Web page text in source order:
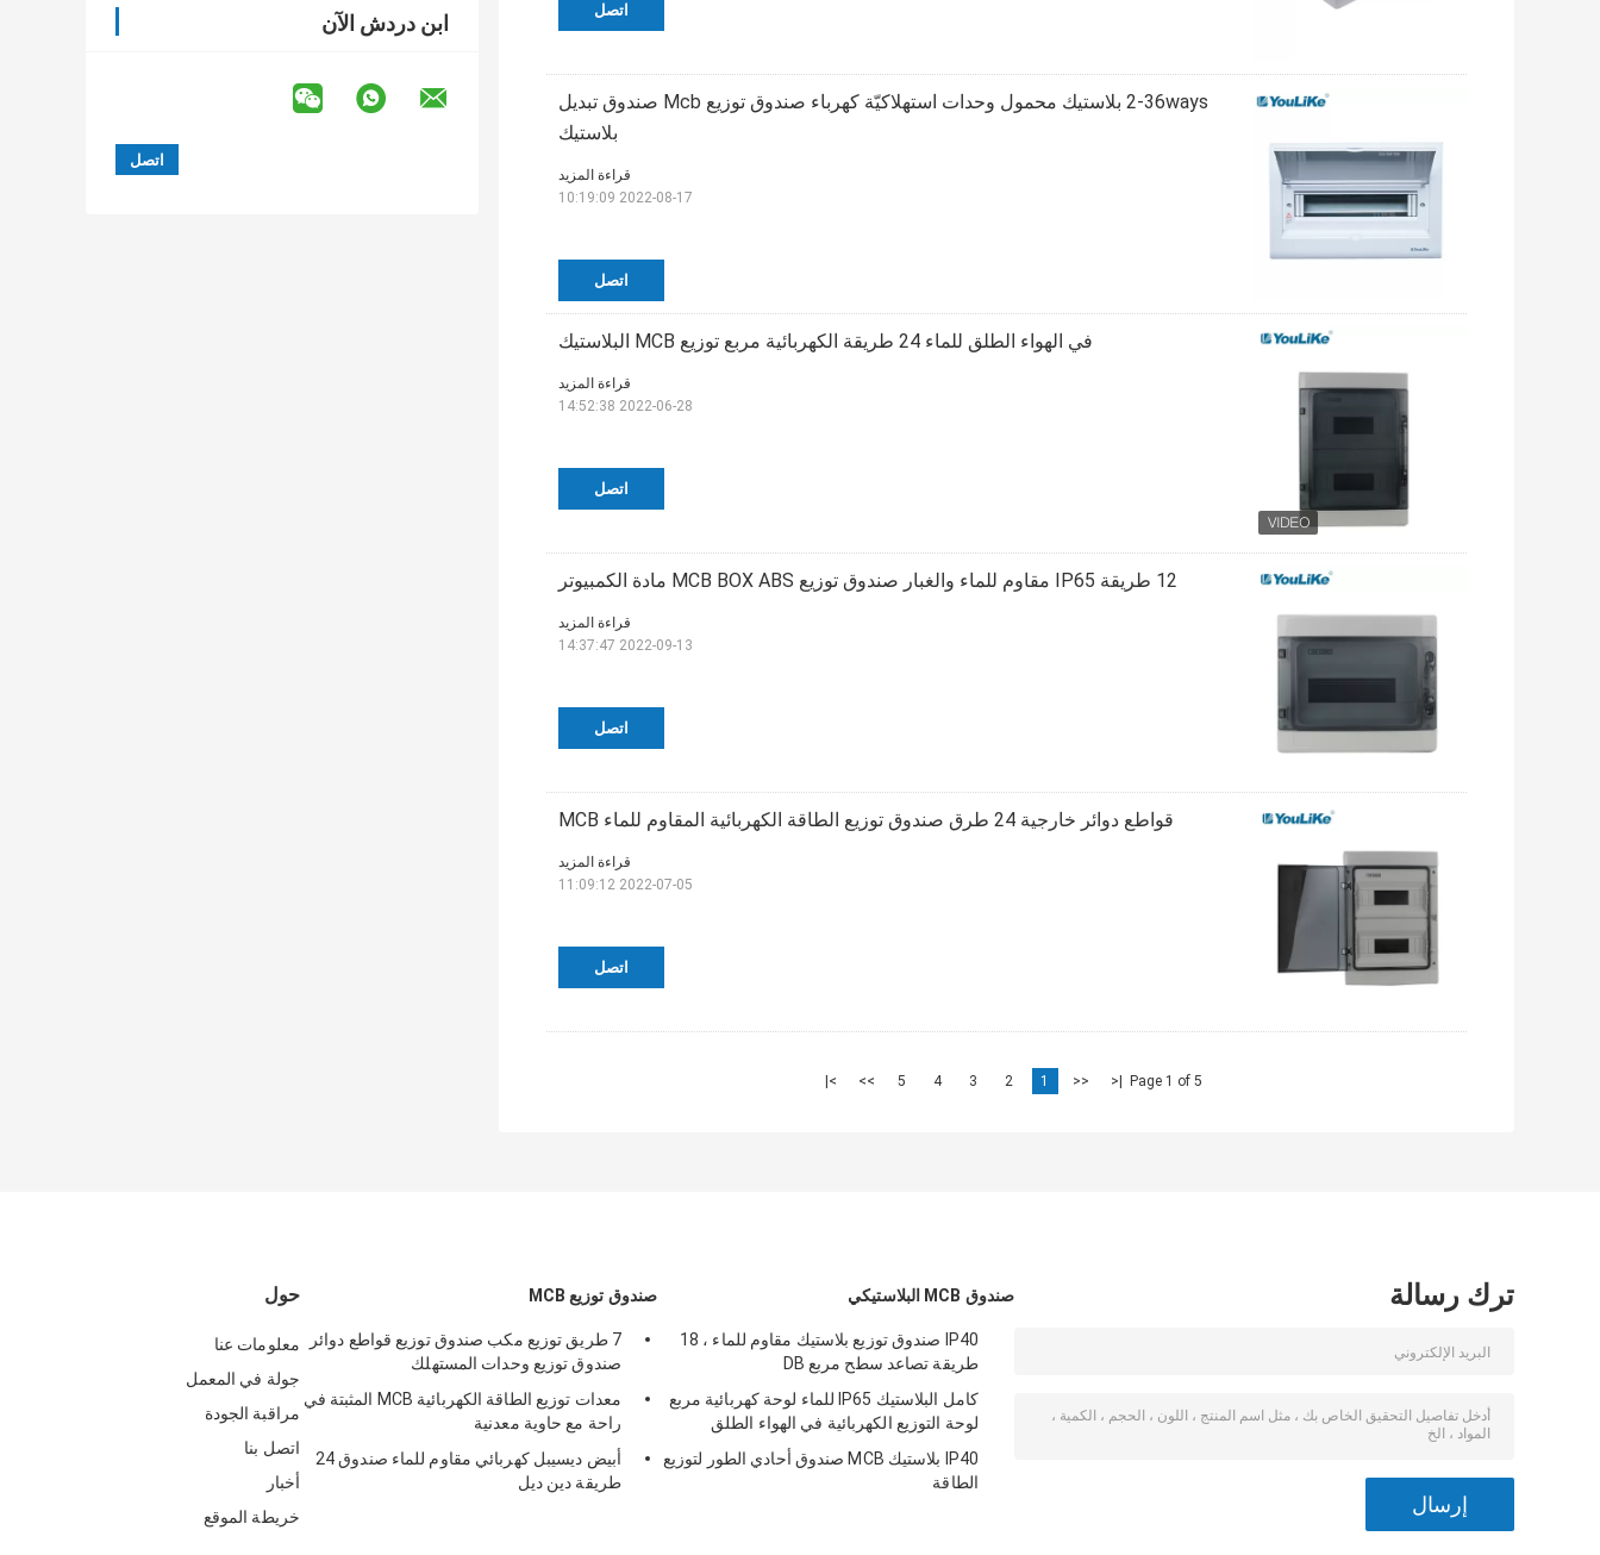
ابن دردش الآن
اتصل
2-36ways بلاستيك محمول وحدات استهلاكيّة كهرباء صندوق توزيع Mcb صندوق تبديل
بلاستيك
اتصل
قراءة المزيد
2022-08-17 10:19:09
في الهواء الطلق للماء 24 طريقة الكهربائية مربع توزيع MCB البلاستيك
اتصل
قراءة المزيد
2022-06-28 14:52:38
12 طريقة IP65 مقاوم للماء والغبار صندوق توزيع MCB BOX ABS مادة الكمبيوتر
اتصل
قراءة المزيد
2022-09-13 14:37:47
قواطع دوائر خارجية 24 طرق صندوق توزيع الطاقة الكهربائية المقاوم للماء MCB
اتصل
قراءة المزيد
2022-07-05 11:09:12
Page 1 of 5
|<
<<
1
2
3
4
5
>>
>|
حول
معلومات عنا
جولة في المعمل
مراقبة الجودة
اتصل بنا
أخبار
خريطة الموقع
صندوق توزيع MCB
7 طريق توزيع مكب صندوق توزيع قواطع دوائر
صندوق توزيع وحدات المستهلك
معدات توزيع الطاقة الكهربائية MCB المثبتة في
راحة مع حاوية معدنية
أبيض ديسيبل كهربائي مقاوم للماء صندوق 24
طريقة دين ديل
صندوق MCB البلاستيكي
IP40 صندوق توزيع بلاستيك مقاوم للماء ، 18
طريقة تصاعد سطح مربع DB
كامل البلاستيك IP65 للماء لوحة كهربائية مربع
لوحة التوزيع الكهربائية في الهواء الطلق
IP40 بلاستيك MCB صندوق أحادي الطور لتوزيع
الطاقة
ترك رسالة